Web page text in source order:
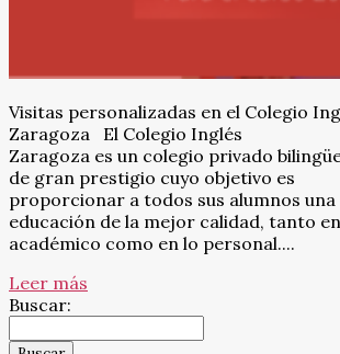
Visitas personalizadas en el Colegio
Zaragoza El Colegio Inglés
Zaragoza es un colegio privado
de gran prestigio cuyo objetivo es
proporcionar a todos sus alumnos una
educación de la mejor calidad, tanto
académico como en lo personal....
Leer más
Buscar: